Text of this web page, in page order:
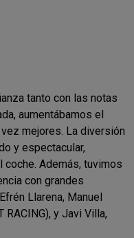
tanto con las notas
aumentábamos el
mejores. La diversión
y espectacular,
Además, tuvimos
con grandes
Llarena, Manuel
y Javi Villa,